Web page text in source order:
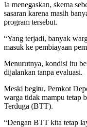
Ia menegaskan, skema
sasaran karena masih
program tersebut.
“Yang terjadi, banyak
masuk ke pembiayaan
Menurutnya, kondisi itu
dijalankan tanpa evaluasi.
Meski begitu, Pemkot
warga tidak mampu tetap
Terduga (BTT).
“Dengan BTT kita tetap